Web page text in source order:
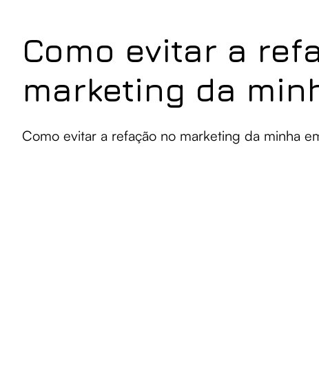
Como evitar a
marketing da
Como evitar a refação no marketing da minha